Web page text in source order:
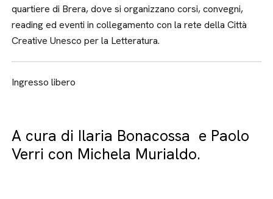
quartiere di Brera, dove si organizzano corsi, convegni,
reading ed eventi in collegamento con la rete della Città
Creative Unesco per la Letteratura.
Ingresso libero
A cura di Ilaria Bonacossa e Paolo
Verri con Michela Murialdo.